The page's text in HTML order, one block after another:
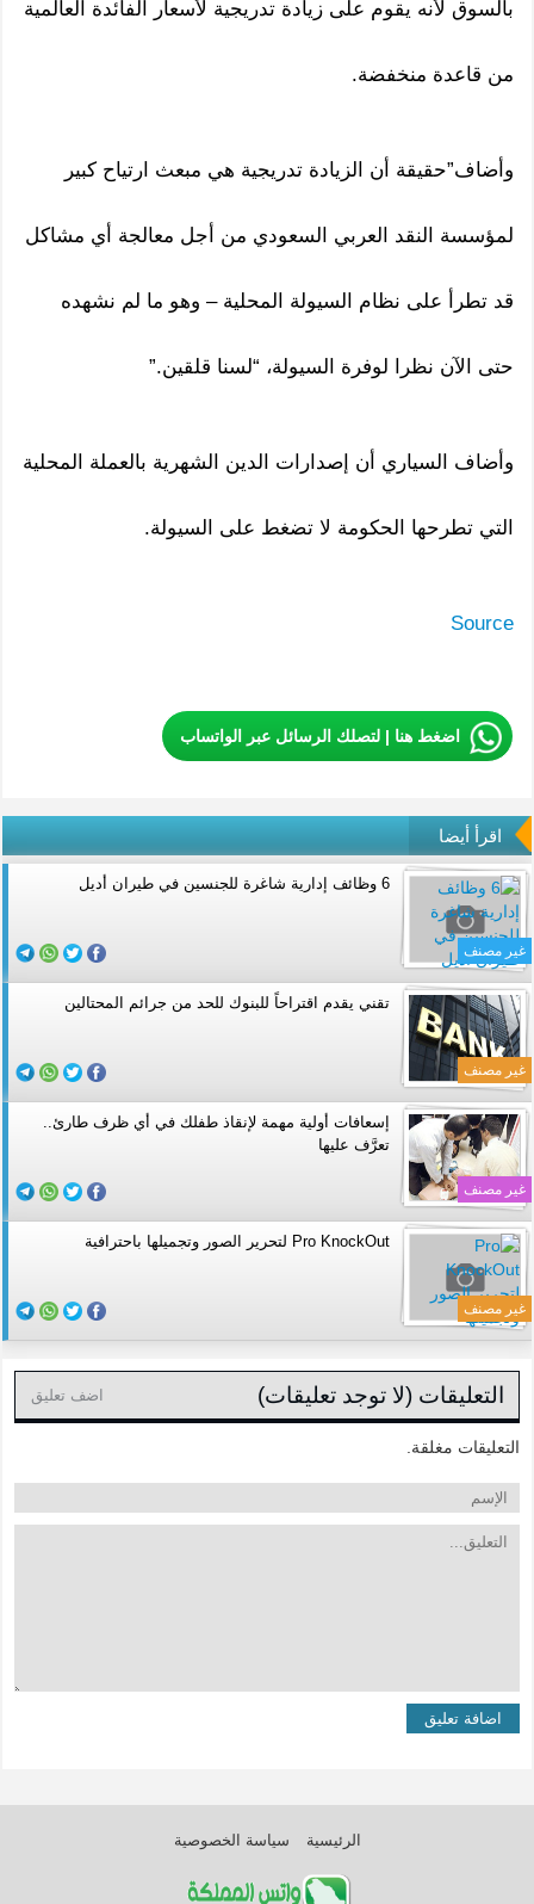
بالسوق لأنه يقوم على زيادة تدريجية لأسعار الفائدة العالمية
من قاعدة منخفضة.
وأضاف”حقيقة أن الزيادة تدريجية هي مبعث ارتياح كبير
لمؤسسة النقد العربي السعودي من أجل معالجة أي مشاكل
قد تطرأ على نظام السيولة المحلية – وهو ما لم نشهده
حتى الآن نظرا لوفرة السيولة، “لسنا قلقين.”
وأضاف السياري أن إصدارات الدين الشهرية بالعملة المحلية
التي تطرحها الحكومة لا تضغط على السيولة.
Source
اضغط هنا | لتصلك الرسائل عبر الواتساب
اقرأ أيضا
غير مصنف
6 وظائف إدارية شاغرة للجنسين في طيران أديل
غير مصنف
تقني يقدم اقتراحاً للبنوك للحد من جرائم المحتالين
غير مصنف
إسعافات أولية مهمة لإنقاذ طفلك في أي ظرف طارئ..
تعرَّف عليها
غير مصنف
Pro KnockOut لتحرير الصور وتجميلها باحترافية
التعليقات (لا توجد تعليقات) اضف تعليق
التعليقات مغلقة.
الرئيسية سياسة الخصوصية